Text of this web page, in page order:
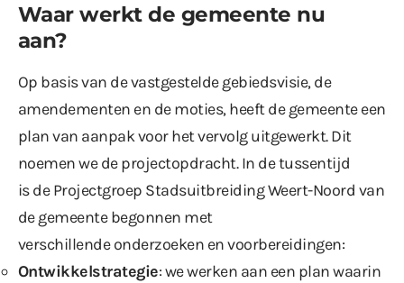
Waar werkt de gemeente nu
aan?
Op basis van de vastgestelde gebiedsvisie, de
amendementen en de moties, heeft de gemeente een
plan van aanpak voor het vervolg uitgewerkt. Dit
noemen we de projectopdracht. In de tussentijd
is de Projectgroep Stadsuitbreiding Weert-Noord van
de gemeente begonnen met
verschillende onderzoeken en voorbereidingen:
Ontwikkelstrategie: we werken aan een plan waarin